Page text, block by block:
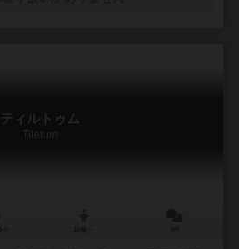
ティルトゥム
Tiletum